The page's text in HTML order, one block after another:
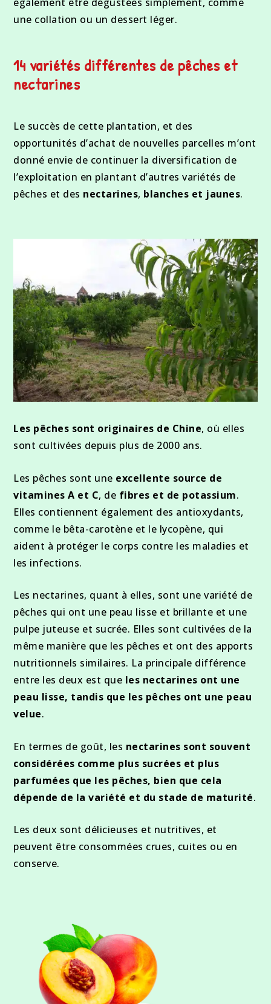
une collation ou un dessert léger.
14 variétés différentes de pêches et
nectarines
Le succès de cette plantation, et des
opportunités d’achat de nouvelles parcelles m’ont
donné envie de continuer la diversification de
l’exploitation en plantant d’autres variétés de
pêches et des nectarines, blanches et jaunes.
Les pêches sont originaires de Chine, où elles
sont cultivées depuis plus de 2000 ans.
Les pêches sont une excellente source de
vitamines A et C, de fibres et de potassium.
Elles contiennent également des antioxydants,
comme le bêta-carotène et le lycopène, qui
aident à protéger le corps contre les maladies et
les infections.
Les nectarines, quant à elles, sont une variété de
pêches qui ont une peau lisse et brillante et une
pulpe juteuse et sucrée. Elles sont cultivées de la
même manière que les pêches et ont des apports
nutritionnels similaires. La principale différence
entre les deux est que les nectarines ont une
peau lisse, tandis que les pêches ont une peau
velue.
En termes de goût, les nectarines sont souvent
considérées comme plus sucrées et plus
parfumées que les pêches, bien que cela
dépende de la variété et du stade de maturité.
Les deux sont délicieuses et nutritives, et
peuvent être consommées crues, cuites ou en
conserve.